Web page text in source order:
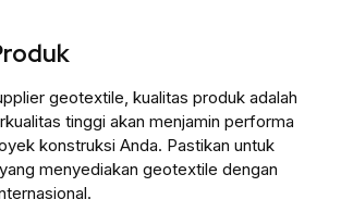
geotextile, kualitas produk adalah
tinggi akan menjamin performa
konstruksi Anda. Pastikan untuk
menyediakan geotextile dengan